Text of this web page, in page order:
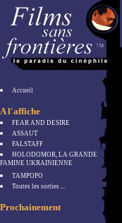
Accueil
A l'affiche
FEAR AND DESIRE
ASSAUT
FALSTAFF
HOLODOMOR, LA GRANDE
FAMINE UKRAINIENNE
TAMPOPO
Toutes les sorties ...
Prochainement